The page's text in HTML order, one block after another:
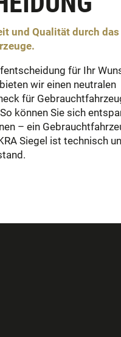
und Qualität durch das
für Ihr
wir einen neutralen
für
können Sie sich
– ein
Siegel ist technisch